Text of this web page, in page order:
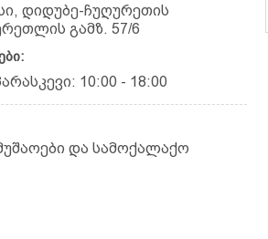
დიდუბე-ჩუღურეთის
გამზ. 57/6
10:00 - 18:00
და სამოქალაქო